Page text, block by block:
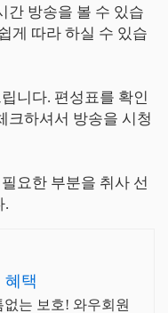
간 방송을 볼 수 있습
게 따라 하실 수 있습
니다. 편성표를 확인
크하셔서 방송을 시청
요한 부분을 취사 선
.
혜택
는 보호! 와우회원